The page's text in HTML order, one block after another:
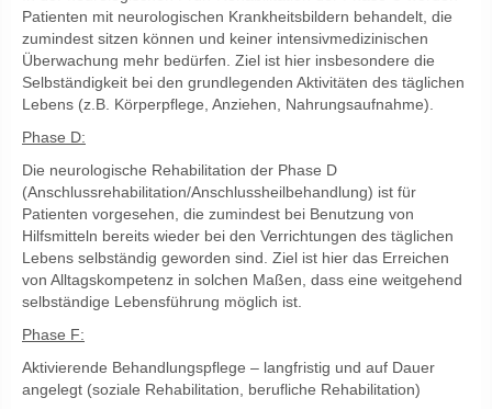
Patienten mit neurologischen Krankheitsbildern behandelt, die
zumindest sitzen können und keiner intensivmedizinischen
Überwachung mehr bedürfen. Ziel ist hier insbesondere die
Selbständigkeit bei den grundlegenden Aktivitäten des täglichen
Lebens (z.B. Körperpflege, Anziehen, Nahrungsaufnahme).
Phase D:
Die neurologische Rehabilitation der Phase D
(Anschlussrehabilitation/Anschlussheilbehandlung) ist für
Patienten vorgesehen, die zumindest bei Benutzung von
Hilfsmitteln bereits wieder bei den Verrichtungen des täglichen
Lebens selbständig geworden sind. Ziel ist hier das Erreichen
von Alltagskompetenz in solchen Maßen, dass eine weitgehend
selbständige Lebensführung möglich ist.
Phase F:
Aktivierende Behandlungspflege – langfristig und auf Dauer
angelegt (soziale Rehabilitation, berufliche Rehabilitation)